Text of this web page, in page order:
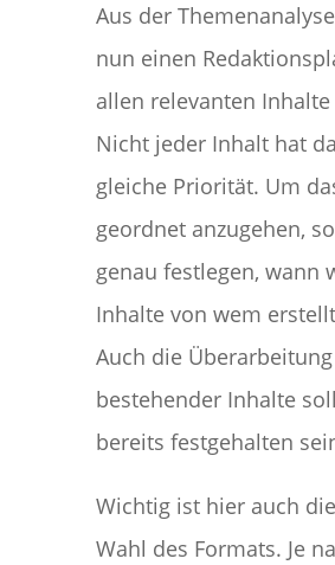
Aus der
nun einen
allen relevanten
Nicht jeder Inhalt hat
gleiche Priorität. Um
geordnet anzugehen,
genau festlegen, wann
Inhalte von wem
Auch die Überarbeitung
bestehender Inhalte
bereits festgehalten
Wichtig ist hier auch
Wahl des Formats. Je